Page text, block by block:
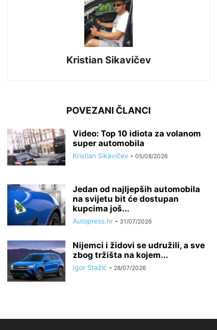
Kristian Sikavičev
POVEZANI ČLANCI
Video: Top 10 idiota za volanom
super automobila
Kristian Sikavičev - 05/08/2026
Jedan od najljepših automobila
na svijetu bit će dostupan
kupcima još...
Autopress.hr - 31/07/2026
Nijemci i židovi se udružili, a sve
zbog tržišta na kojem...
Igor Stažić - 28/07/2026